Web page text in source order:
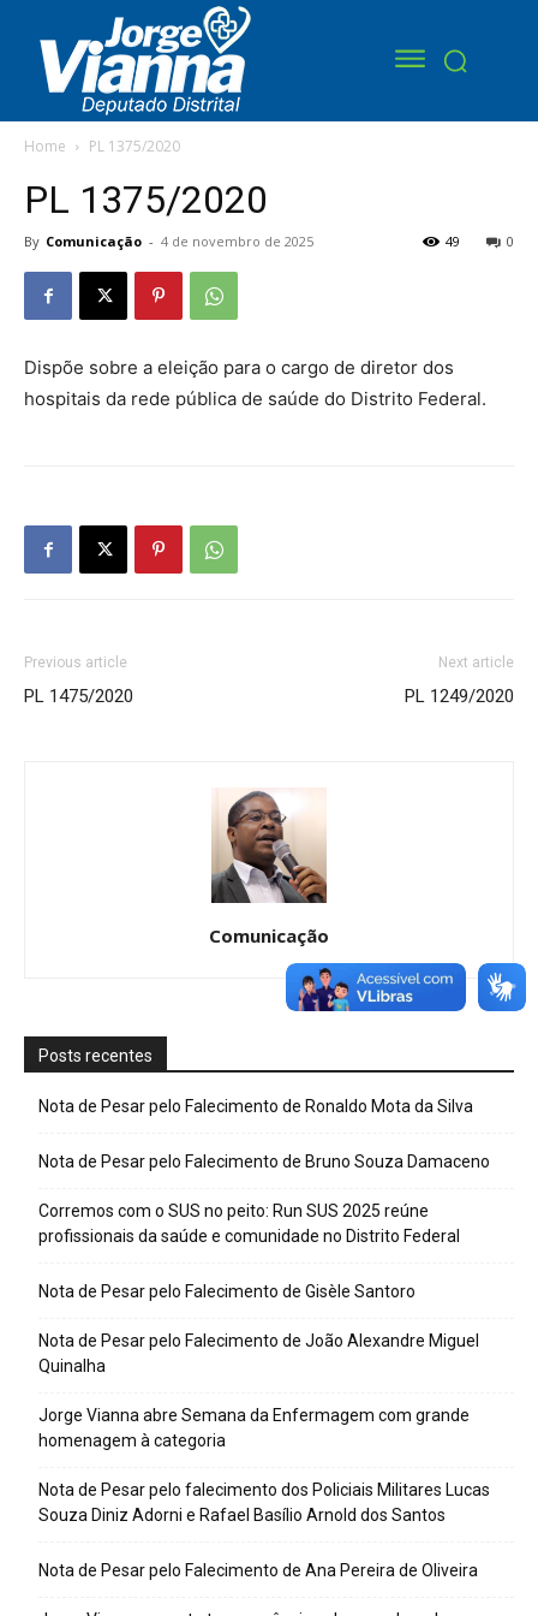
Home PL 1375/2020
PL 1375/2020
By Comunicação - 4 de novembro de 2025 0
49
Dispõe sobre a eleição para o cargo de diretor dos
hospitais da rede pública de saúde do Distrito Federal.
Previous article
PL 1475/2020
Next article
PL 1249/2020
Comunicação
Posts recentes
Nota de Pesar pelo Falecimento de Ronaldo Mota da Silva
Nota de Pesar pelo Falecimento de Bruno Souza Damaceno
Corremos com o SUS no peito: Run SUS 2025 reúne
profissionais da saúde e comunidade no Distrito Federal
Nota de Pesar pelo Falecimento de Gisèle Santoro
Nota de Pesar pelo Falecimento de João Alexandre Miguel
Quinalha
Jorge Vianna abre Semana da Enfermagem com grande
homenagem à categoria
Nota de Pesar pelo falecimento dos Policiais Militares Lucas
Souza Diniz Adorni e Rafael Basílio Arnold dos Santos
Nota de Pesar pelo Falecimento de Ana Pereira de Oliveira